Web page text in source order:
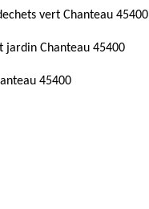
vert Chanteau 45400
jardin Chanteau 45400
45400